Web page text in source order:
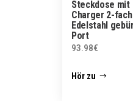
Steckdose mit
Charger 2-fach
Edelstahl
Port
93.98€
Hör zu